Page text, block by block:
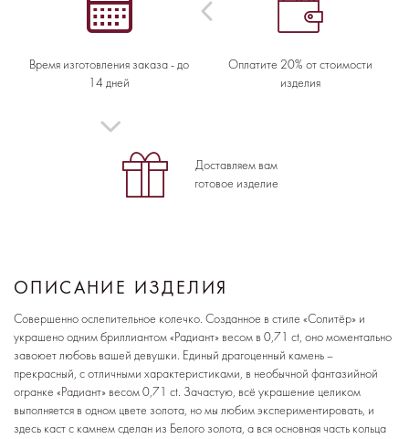
Оплатите 20% от стоимости
изделия
Время изготовления заказа - до
14 дней
Доставляем вам
готовое изделие
ОПИСАНИЕ ИЗДЕЛИЯ
Совершенно ослепительное колечко. Созданное в стиле «Солитёр» и
украшено одним бриллиантом «Радиант» весом в 0,71 ct, оно моментально
завоюет любовь вашей девушки. Единый драгоценный камень –
прекрасный, с отличными характеристиками, в необычной фантазийной
огранке «Радиант» весом 0,71 ct. Зачастую, всё украшение целиком
выполняется в одном цвете золота, но мы любим экспериментировать, и
здесь каст с камнем сделан из Белого золота, а вся основная часть кольца